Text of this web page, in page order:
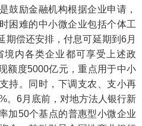
鼓励金融机构根据企业申请，
困难的中小微企业包括个体工
期偿还安排，付息可延期到6月
内各类企业都可享受上述政
额度5000亿元，重点用于中小
持。同时，下调支农、支小再
。6月底前，对地方法人银行新
加50个基点的普惠型小微企业